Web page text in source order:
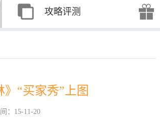
攻略评测
“买家秀”上图
：15-11-20